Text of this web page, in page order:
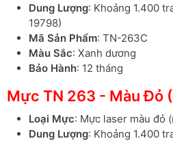
Dung Lượng: Khoảng 1.400
19798)
Mã Sản Phẩm: TN-263C
Màu Sắc: Xanh dương
Bảo Hành: 12 tháng
Mực TN 263 - Màu Đỏ
Loại Mực: Mực laser màu đỏ
Dung Lượng: Khoảng 1.400